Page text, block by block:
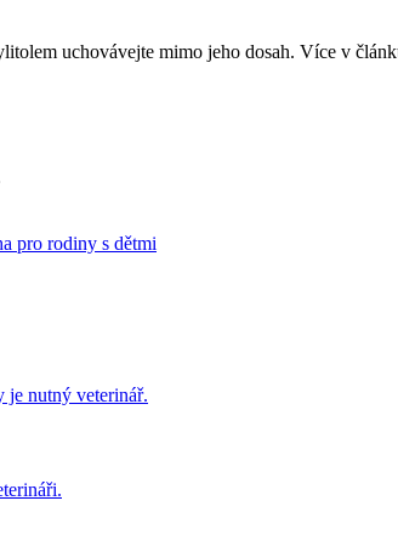
uchovávejte mimo jeho dosah. Více v
pro rodiny s dětmi
je nutný veterinář.